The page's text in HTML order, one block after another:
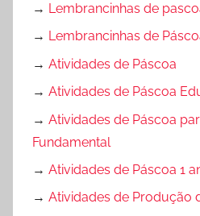
→ Lembrancinhas de
→ Lembrancinhas de
→ Atividades de Páscoa
→ Atividades de Páscoa
→ Atividades de Páscoa
Fundamental
→ Atividades de Páscoa 1
→ Atividades de Produção